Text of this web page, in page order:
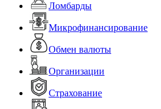
Ломбарды
Микрофинансирование
Обмен валюты
Организации
Страхование